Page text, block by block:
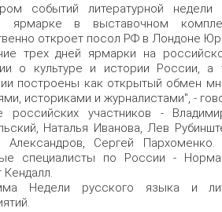
событий литературной
ярмарке в выставочном
откроет посол РФ в Лондоне
трех дней ярмарки на
о культуре и истории
построены как открытый обмен
историками и журналистами", -
российских участников -
Наталья Иванова, Лев
Александров, Сергей Пархоменко.
специалисты по России -
Недели русского языка и